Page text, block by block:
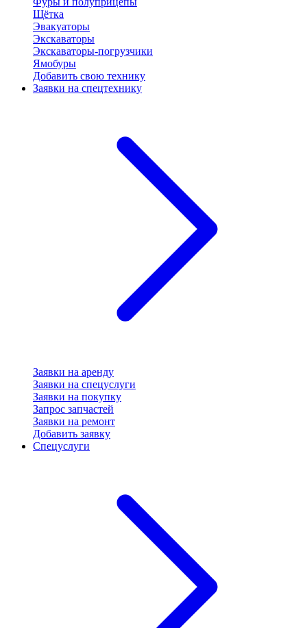
Щётка
Эвакуаторы
Экскаваторы
Экскаваторы-погрузчики
Ямобуры
Добавить свою технику
Заявки на спецтехнику
Заявки на аренду
Заявки на спецуслуги
Заявки на покупку
Запрос запчастей
Заявки на ремонт
Добавить заявку
Спецуслуги